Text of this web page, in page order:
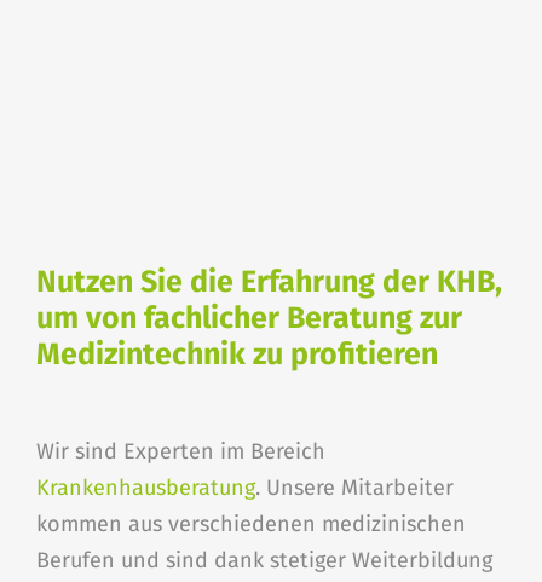
Nutzen Sie die Erfahrung der KHB,
um von fachlicher Beratung zur
Medizintechnik zu profitieren
Wir sind Experten im Bereich
Krankenhausberatung. Unsere Mitarbeiter
kommen aus verschiedenen medizinischen
Berufen und sind dank stetiger Weiterbildung